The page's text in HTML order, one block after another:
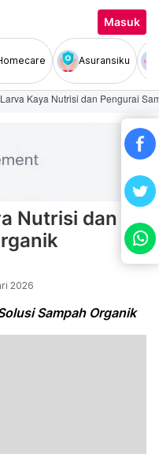
Masuk
Asuransiku
Kaya Nutrisi dan Pengurai
Nutrisi dan
2026
Sampah Organik